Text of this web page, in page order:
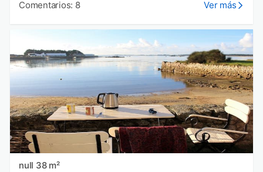
Comentarios: 8
Ver más
null 38 m²